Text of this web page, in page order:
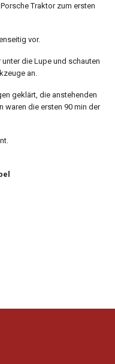
Traktor zum ersten
vor.
die Lupe und schauten
an.
geklärt, die anstehenden
waren die ersten 90 min der
nicht nur Weintrauben